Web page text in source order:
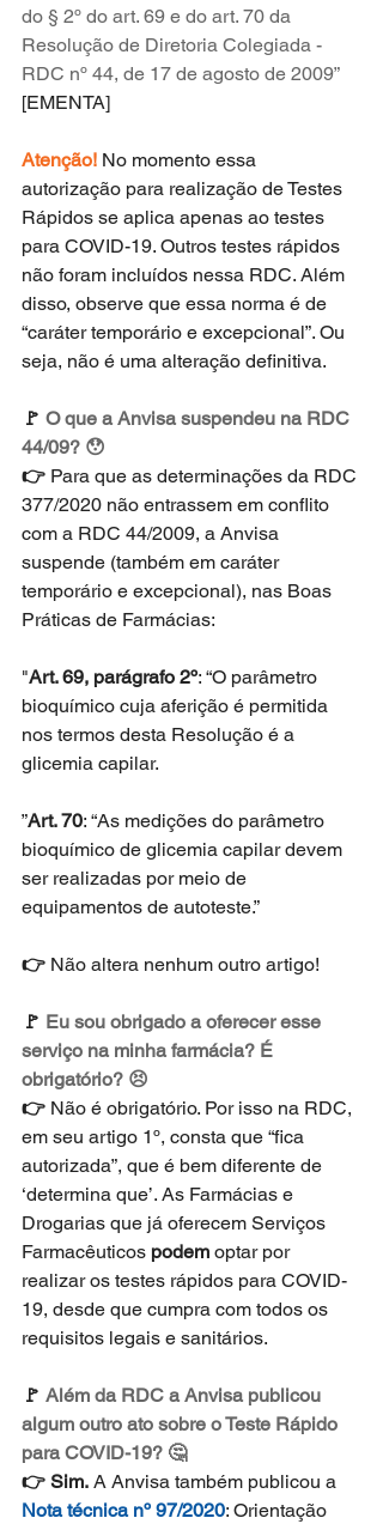
do § 2º do art. 69 e do art. 70 da
Resolução de Diretoria Colegiada -
RDC nº 44, de 17 de agosto de 2009”
[EMENTA]
Atenção! No momento essa
autorização para realização de Testes
Rápidos se aplica apenas ao testes
para COVID-19. Outros testes rápidos
não foram incluídos nessa RDC. Além
disso, observe que essa norma é de
“caráter temporário e excepcional”. Ou
seja, não é uma alteração definitiva.
🚩 O que a Anvisa suspendeu na RDC
44/09? 😯
👉 Para que as determinações da RDC
377/2020 não entrassem em conflito
com a RDC 44/2009, a Anvisa
suspende (também em caráter
temporário e excepcional), nas Boas
Práticas de Farmácias:
"Art. 69, parágrafo 2º: “O parâmetro
bioquímico cuja aferição é permitida
nos termos desta Resolução é a
glicemia capilar.
”Art. 70: “As medições do parâmetro
bioquímico de glicemia capilar devem
ser realizadas por meio de
equipamentos de autoteste.”
👉 Não altera nenhum outro artigo!
🚩 Eu sou obrigado a oferecer esse
serviço na minha farmácia? É
obrigatório? 😣
👉 Não é obrigatório. Por isso na RDC,
em seu artigo 1º, consta que “fica
autorizada”, que é bem diferente de
‘determina que’. As Farmácias e
Drogarias que já oferecem Serviços
Farmacêuticos podem optar por
realizar os testes rápidos para COVID-
19, desde que cumpra com todos os
requisitos legais e sanitários.
🚩 Além da RDC a Anvisa publicou
algum outro ato sobre o Teste Rápido
para COVID-19? 🤔
👉 Sim. A Anvisa também publicou a
Nota técnica nº 97/2020: Orientação